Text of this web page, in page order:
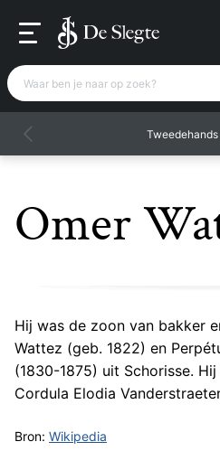
Waar ben je naar op zoek?
Omer
Hij was de zoon van bakker
Wattez (geb. 1822) en
(1830-1875) uit Schorisse.
Cordula Elodia
Bron: Wikipedia